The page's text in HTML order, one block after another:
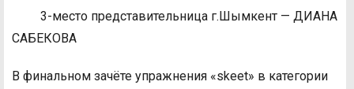
3-место представительница г.Шымкент — ДИАНА
САБЕКОВА
В финальном зачёте упражнения «skeet» в категории